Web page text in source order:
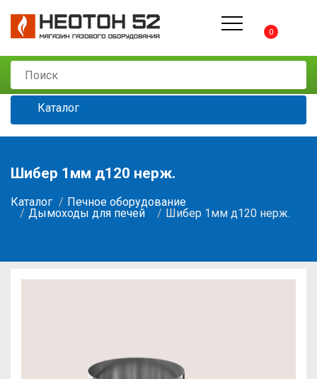
0
Каталог
Шибер 1мм д120 нерж.
Каталог
Печное оборудование
Дымоходы для печей
Шибер 1мм д120 нерж.